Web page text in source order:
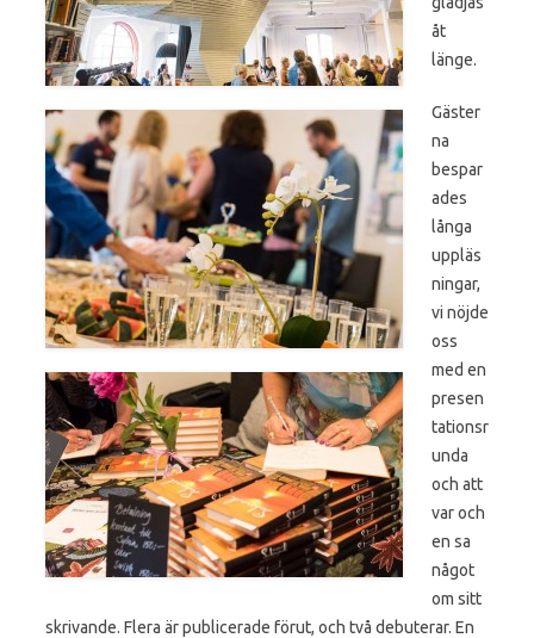
åt
länge.
Gäster
na
bespar
ades
långa
uppläs
ningar,
vi nöjde
oss
med en
presen
tationsr
unda
och att
var och
en sa
något
om sitt
skrivande. Flera är publicerade förut, och två debuterar. En